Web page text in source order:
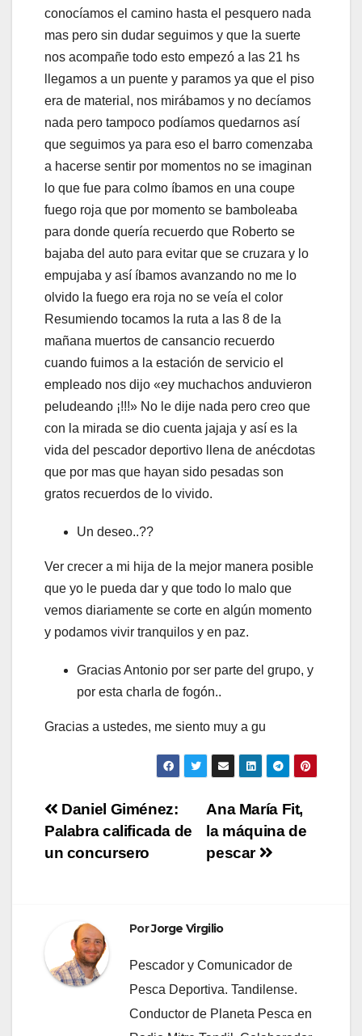
conocíamos el camino hasta el pesquero nada
mas pero sin dudar seguimos y que la suerte
nos acompañe todo esto empezó a las 21 hs
llegamos a un puente y paramos ya que el piso
era de material, nos mirábamos y no decíamos
nada pero tampoco podíamos quedarnos así
que seguimos ya para eso el barro comenzaba
a hacerse sentir por momentos no se imaginan
lo que fue para colmo íbamos en una coupe
fuego roja que por momento se bamboleaba
para donde quería recuerdo que Roberto se
bajaba del auto para evitar que se cruzara y lo
empujaba y así íbamos avanzando no me lo
olvido la fuego era roja no se veía el color
Resumiendo tocamos la ruta a las 8 de la
mañana muertos de cansancio recuerdo
cuando fuimos a la estación de servicio el
empleado nos dijo «ey muchachos anduvieron
peludeando ¡!!!» No le dije nada pero creo que
con la mirada se dio cuenta jajaja y así es la
vida del pescador deportivo llena de anécdotas
que por mas que hayan sido pesadas son
gratos recuerdos de lo vivido.
Un deseo..??
Ver crecer a mi hija de la mejor manera posible
que yo le pueda dar y que todo lo malo que
vemos diariamente se corte en algún momento
y podamos vivir tranquilos y en paz.
Gracias Antonio por ser parte del grupo, y
por esta charla de fogón..
Gracias a ustedes, me siento muy a gu
Navegación
de
Ana María Fit,
la máquina de
pescar
Daniel Giménez:
Palabra calificada de
un concursero
PorJorge Virgilio
Pescador y Comunicador de
Pesca Deportiva. Tandilense.
Conductor de Planeta Pesca en